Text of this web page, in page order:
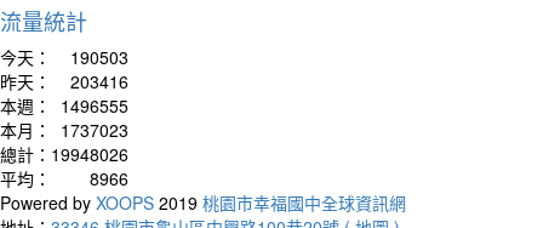
流量統計
今天：
190503
昨天：
203416
本週：
1496555
本月：
1737023
總計： 19948026
平均：
8966
Powered by XOOPS 2019 桃園市幸福國中全球資訊網